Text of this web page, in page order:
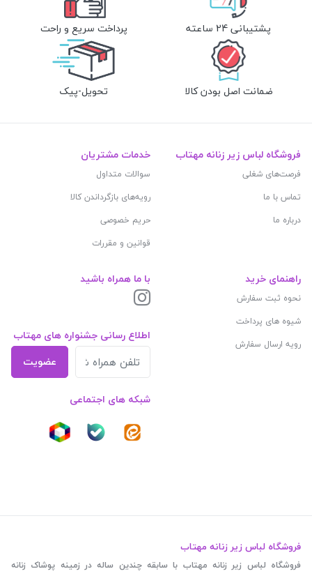
پشتیبانی 24 ساعته پرداخت سریع و راحت
ضمانت اصل بودن کالا تحویل-پیک
فروشگاه لباس زیر زنانه مهتاب
فرصت‌های شغلی
تماس با ما
درباره ما
خدمات مشتریان
سوالات متداول
رویه‌های بازگرداندن کالا
حریم خصوصی
قوانین و مقررات
راهنمای خرید
نحوه ثبت سفارش
شیوه های پرداخت
رویه ارسال سفارش
با ما همراه باشید
اطلاع رسانی جشنواره های مهتاب
عضویت
شبکه های اجتماعی
فروشگاه لباس زیر زنانه مهتاب
فروشگاه لباس زیر زنانه مهتاب با سابقه چندین ساله در زمینه پوشاک زنانه